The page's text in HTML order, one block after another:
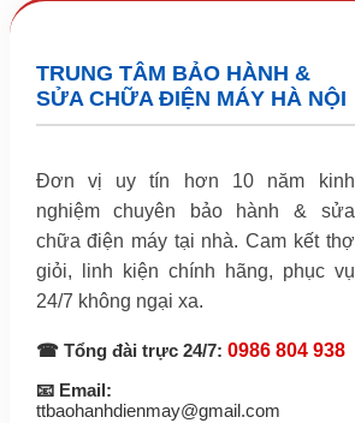
TRUNG TÂM BẢO HÀNH &
SỬA CHỮA ĐIỆN MÁY HÀ NỘI
Đơn vị uy tín hơn 10 năm kinh
nghiệm chuyên bảo hành & sửa
chữa điện máy tại nhà. Cam kết thợ
giỏi, linh kiện chính hãng, phục vụ
24/7 không ngại xa.
☎ Tổng đài trực 24/7: 0986 804 938
📧 Email:
ttbaohanhdienmay@gmail.com